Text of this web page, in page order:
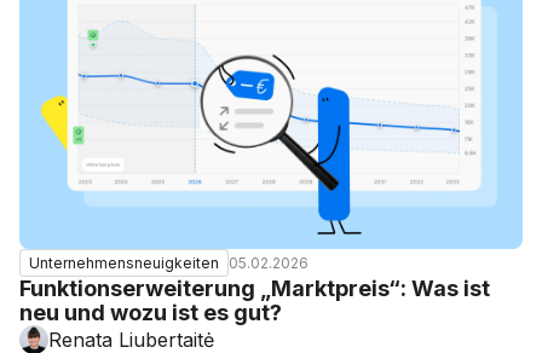
Unternehmensneuigkeiten 05.02.2026
Funktionserweiterung „Marktpreis“: Was ist
neu und wozu ist es gut?
Renata Liubertaitė